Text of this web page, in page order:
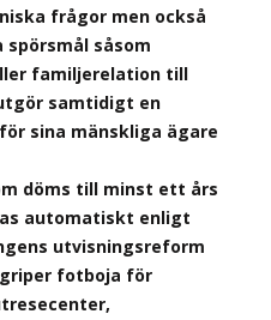
frågor men också
såsom
familjerelation till
samtidigt en
sina mänskliga ägare
döms till minst ett års
automatiskt enligt
utvisningsreform
fotboja för